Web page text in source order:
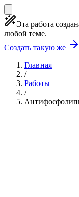
Эта работа
любой теме.
Создать такую же
Главная
/
Работы
/